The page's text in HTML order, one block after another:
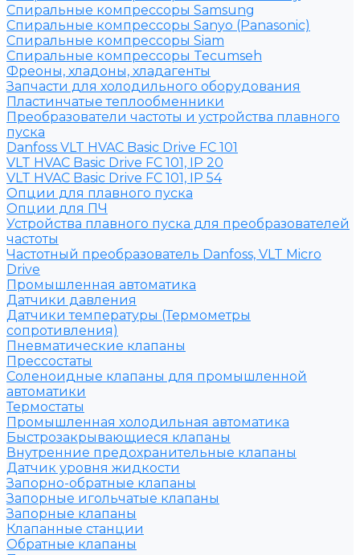
Спиральные компрессоры Samsung
Спиральные компрессоры Sanyo (Panasonic)
Спиральные компрессоры Siam
Спиральные компрессоры Tecumseh
Фреоны, хладоны, хладагенты
Запчасти для холодильного оборудования
Пластинчатые теплообменники
Преобразователи частоты и устройства плавного
пуска
Danfoss VLT HVAC Basic Drive FC 101
VLT HVAC Basic Drive FC 101, IP 20
VLT HVAC Basic Drive FC 101, IP 54
Опции для плавного пуска
Опции для ПЧ
Устройства плавного пуска для преобразователей
частоты
Частотный преобразователь Danfoss, VLT Micro
Drive
Промышленная автоматика
Датчики давления
Датчики температуры (Термометры
сопротивления)
Пневматические клапаны
Прессостаты
Соленоидные клапаны для промышленной
автоматики
Термостаты
Промышленная холодильная автоматика
Быстрозакрывающиеся клапаны
Внутренние предохранительные клапаны
Датчик уровня жидкости
Запорно-обратные клапаны
Запорные игольчатые клапаны
Запорные клапаны
Клапанные станции
Обратные клапаны